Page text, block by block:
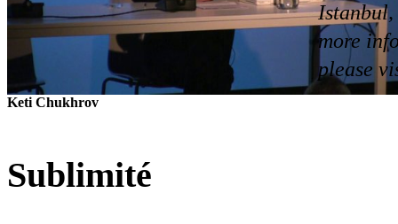
Keti Chukhrov
Istanbul,
more
please
Sublimité